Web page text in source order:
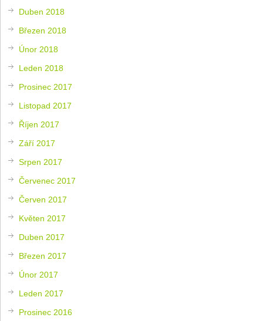
Duben 2018
Březen 2018
Únor 2018
Leden 2018
Prosinec 2017
Listopad 2017
Říjen 2017
Září 2017
Srpen 2017
Červenec 2017
Červen 2017
Květen 2017
Duben 2017
Březen 2017
Únor 2017
Leden 2017
Prosinec 2016